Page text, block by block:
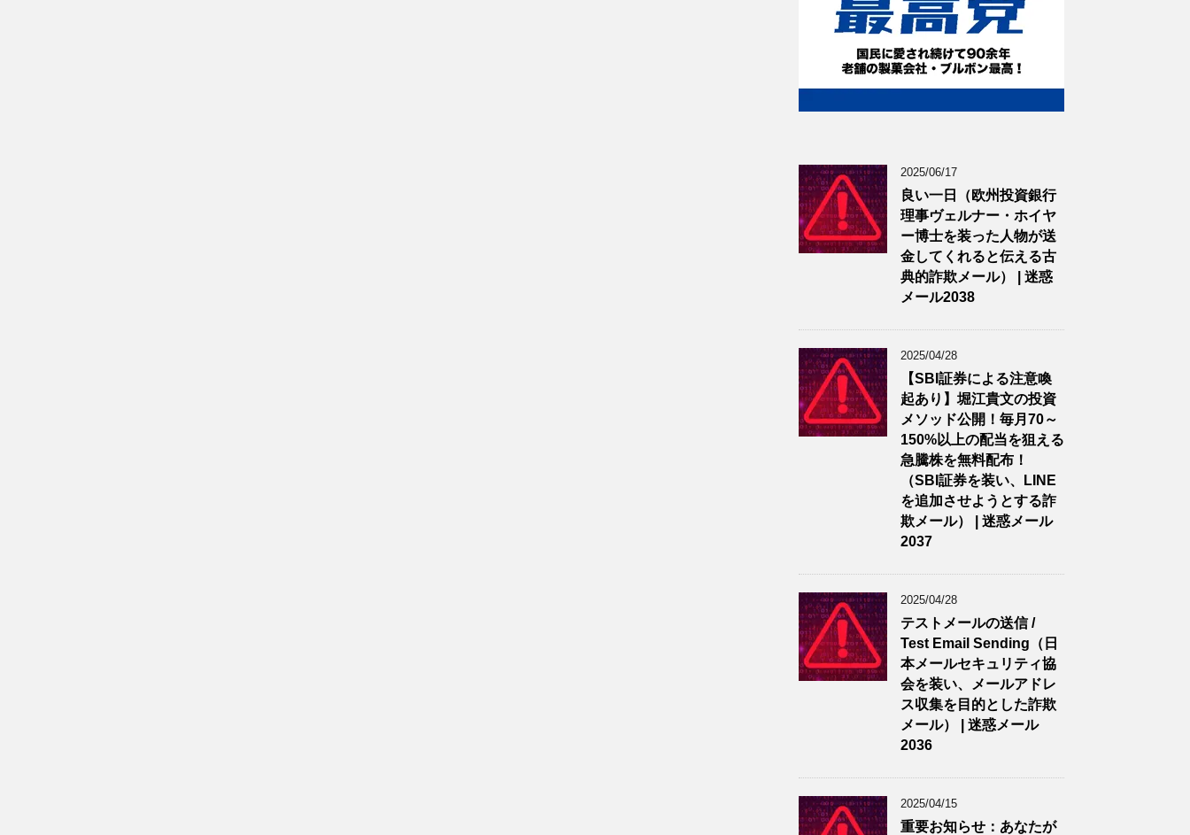
2025/06/17
良い一日（欧州投資銀行
理事ヴェルナー・ホイヤ
ー博士を装った人物が送
金してくれると伝える古
典的詐欺メール） | 迷惑
メール2038
2025/04/28
【SBI証券による注意喚
起あり】堀江貴文の投資
メソッド公開！毎月70～
150%以上の配当を狙える
急騰株を無料配布！
（SBI証券を装い、LINE
を追加させようとする詐
欺メール） | 迷惑メール
2037
2025/04/28
テストメールの送信 /
Test Email Sending（日
本メールセキュリティ協
会を装い、メールアドレ
ス収集を目的とした詐欺
メール） | 迷惑メール
2036
2025/04/15
重要お知らせ：あなたが